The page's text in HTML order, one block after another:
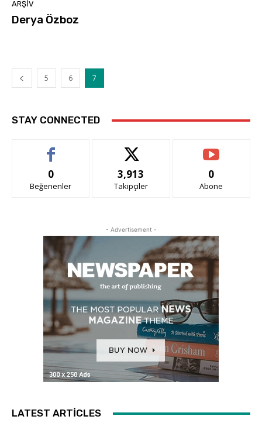
ARŞIV
Derya Özboz
5 6 7
STAY CONNECTED
0
Beğenenler
3,913
Takipçiler
0
Abone
- Advertisement -
LATEST ARTICLES